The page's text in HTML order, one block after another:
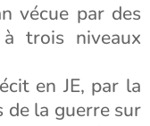
vécue par des
trois niveaux
en JE, par la
de la guerre sur